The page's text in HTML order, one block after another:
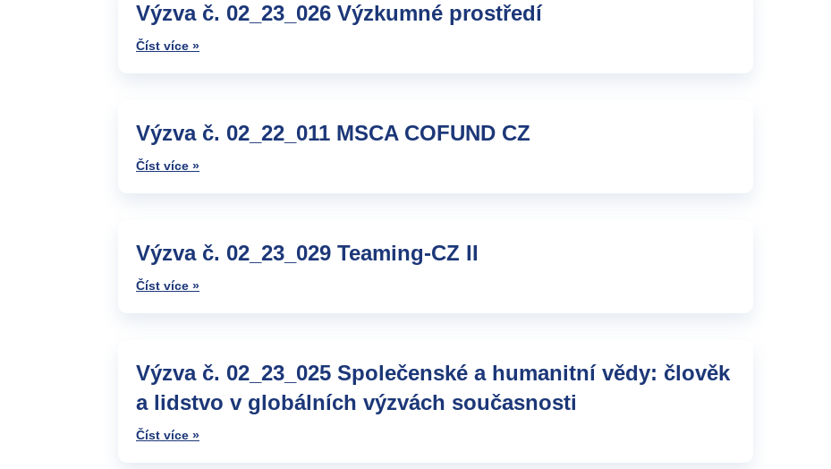
Výzva č. 02_23_026 Výzkumné prostředí
Číst více »
Výzva č. 02_22_011 MSCA COFUND CZ
Číst více »
Výzva č. 02_23_029 Teaming-CZ II
Číst více »
Výzva č. 02_23_025 Společenské a humanitní vědy: člověk
a lidstvo v globálních výzvách současnosti
Číst více »